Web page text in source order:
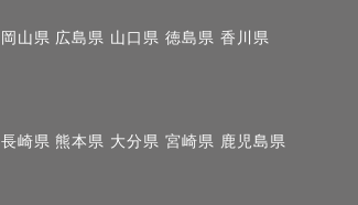
岡山県 広島県 山口県 徳島県 香川県
長崎県 熊本県 大分県 宮崎県 鹿児島県